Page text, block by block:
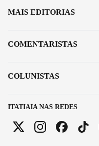
ITATIAIA NAS REDES
MAIS EDITORIAS
COMENTARISTAS
COLUNISTAS